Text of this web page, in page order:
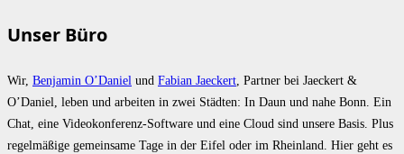
Unser Büro
Wir, Benjamin O’Daniel und Fabian Jaeckert, Partner bei Jaeckert &
O’Daniel, leben und arbeiten in zwei Städten: In Daun und nahe Bonn. Ein
Chat, eine Videokonferenz-Software und eine Cloud sind unsere Basis. Plus
regelmäßige gemeinsame Tage in der Eifel oder im Rheinland. Hier geht es